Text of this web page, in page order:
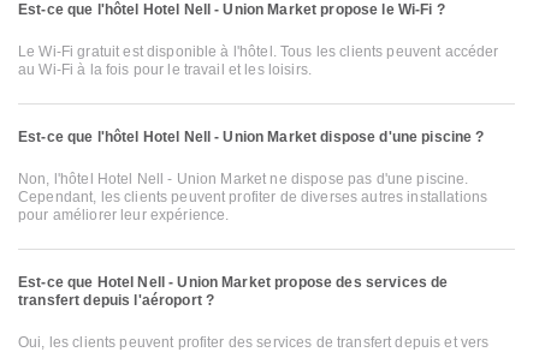
Est-ce que l'hôtel Hotel Nell - Union Market propose le Wi-Fi ?
Le Wi-Fi gratuit est disponible à l'hôtel. Tous les clients peuvent accéder
au Wi-Fi à la fois pour le travail et les loisirs.
Est-ce que l'hôtel Hotel Nell - Union Market dispose d'une piscine ?
Non, l'hôtel Hotel Nell - Union Market ne dispose pas d'une piscine.
Cependant, les clients peuvent profiter de diverses autres installations
pour améliorer leur expérience.
Est-ce que Hotel Nell - Union Market propose des services de
transfert depuis l'aéroport ?
Oui, les clients peuvent profiter des services de transfert depuis et vers